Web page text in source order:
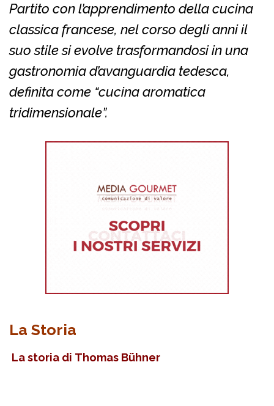
Partito con l’apprendimento della cucina
classica francese, nel corso degli anni il
suo stile si evolve trasformandosi in una
gastronomia d’avanguardia tedesca,
definita come “cucina aromatica
tridimensionale”.
La Storia
La storia di Thomas Bühner